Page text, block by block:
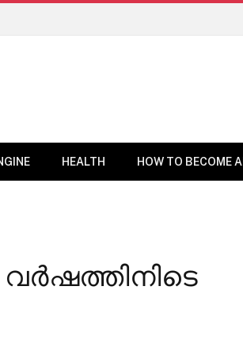
HEALTH HOW TO BECOME
വർഷത്തിനിടെ
NEWS